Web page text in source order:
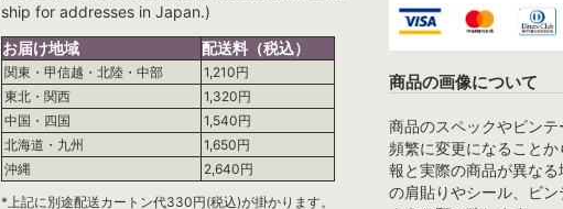
ship for addresses in Japan.)
お届け地域
配送料（税込）
関東・甲信越・北陸・中部
1,210円
東北・関西
1,320円
中国・四国
1,540円
北海道・九州
1,650円
沖縄
2,640円
*上記に別途配送カートン代330円(税込)が掛かります。
商品の画像について
商品のスペックやビン
頻繁に変更になること
報と実際の商品が異な
の肩貼りやシール、ビ